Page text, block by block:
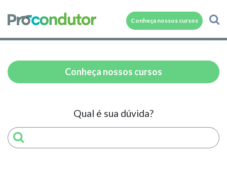
Conheça nossos cursos
Conheça nossos cursos
Qual é sua dúvida?